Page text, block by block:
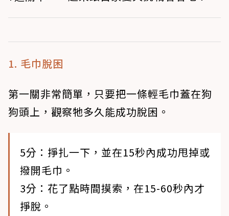
1. 毛巾脫困
第一關非常簡單，只要把一條輕毛巾蓋在狗
狗頭上，觀察牠多久能成功脫困。
5分：掙扎一下，並在15秒內成功甩掉或
撥開毛巾。
3分：花了點時間摸索，在15-60秒內才
掙脫。